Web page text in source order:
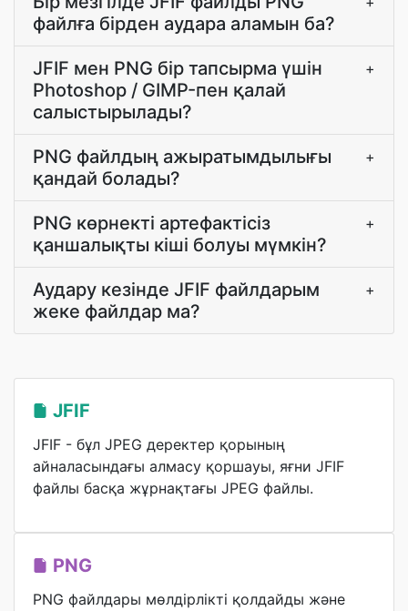
файлға бірден аудара аламын ба?
JFIF мен PNG бір тапсырма үшін
Photoshop / GIMP-пен қалай
салыстырылады?
+
PNG файлдың ажыратымдылығы
қандай болады?
+
PNG көрнекті артефактісіз
қаншалықты кіші болуы мүмкін?
+
Аудару кезінде JFIF файлдарым
жеке файлдар ма?
+
JFIF
JFIF - бұл JPEG деректер қорының
айналасындағы алмасу қоршауы, яғни JFIF
файлы басқа жұрнақтағы JPEG файлы.
PNG
PNG файлдары мөлдірлікті қолдайды және